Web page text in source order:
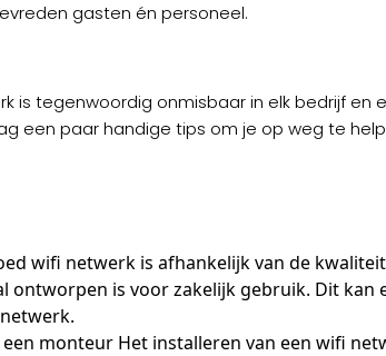
gasten én personeel.
is tegenwoordig onmisbaar in elk bedrijf
een paar handige tips om je op weg te
wifi netwerk is afhankelijk van de
ontworpen is voor zakelijk gebruik. Dit
monteur Het installeren van een wifi